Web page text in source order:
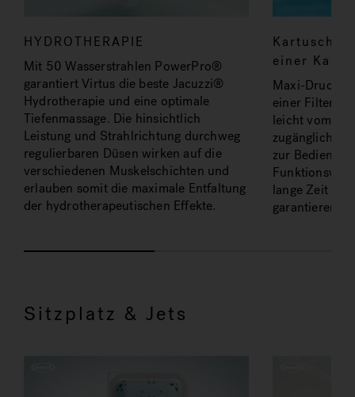
HYDROTHERAPIE
Mit 50 Wasserstrahlen PowerPro®
garantiert Virtus die beste Jacuzzi®
Hydrotherapie und eine optimale
Tiefenmassage. Die hinsichtlich
Leistung und Strahlrichtung durchweg
regulierbaren Düsen wirken auf die
verschiedenen Muskelschichten und
erlauben somit die maximale Entfaltung
der hydrotherapeutischen Effekte.
einer
Maxi-
einer
leicht vom
zugänglich ist
zur
lange Zeit
garantieren.
Sitzplatz & Jets